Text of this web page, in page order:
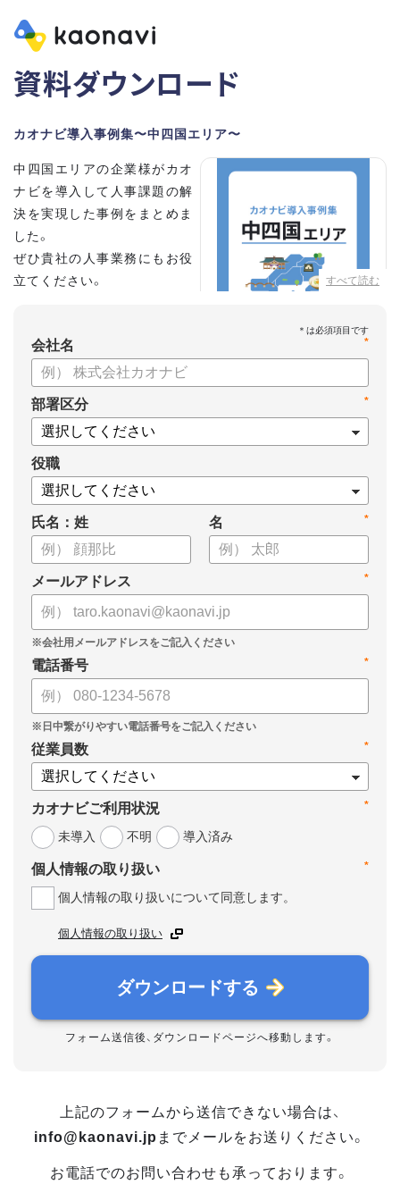
資料ダウンロード
カオナビ導入事例集〜中四国エリア〜
すべて読む
中四国エリアの企業様がカオ
ナビを導入して人事課題の解
決を実現した事例をまとめま
した。
ぜひ貴社の人事業務にもお役
立てください。
*
会社名
*
部署区分
役職
氏名：姓 *
名
*
メールアドレス
*
電話番号
*
従業員数
*
カオナビご利用状況
未導入
不明 導入済み
*
個人情報の取り扱い
個人情報の取り扱いについて同意します。
個人情報の取り扱い
ダウンロードする
フォーム送信後、ダウンロードページへ移動します。
上記のフォームから送信できない場合は、
info@kaonavi.jp までメールをお送りください。
お電話でのお問い合わせも承っております。